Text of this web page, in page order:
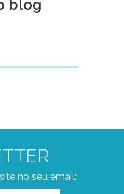
blog
no seu email: